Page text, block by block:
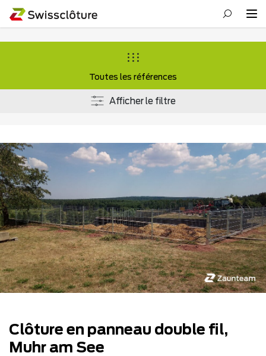
Toutes les références
Afficher le filtre
Clôture en panneau double fil,
Muhr am See